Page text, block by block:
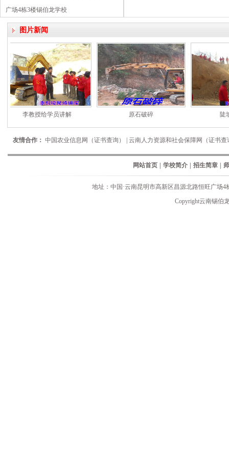
广场4栋3楼锡伯龙学校
图片新闻
李教授给学员讲解 原石破碎 陡坡
友情合作： 中国农业信息网（证书查询） 云南人力资源和社会保障网（证书查
网站首页| 学校简介| 招生简章|
地址：中国·云南昆明市高新区昌源北路恒旺广场4
Copyright云南锡伯